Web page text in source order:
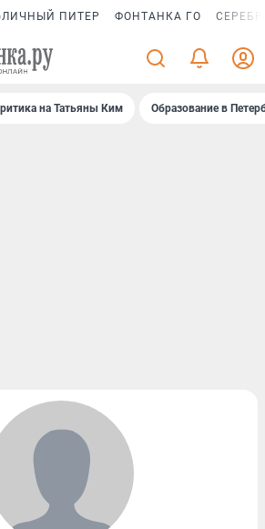
ПИТЕР ФОНТАНКА ГО
на Татьяны Ким Образование в